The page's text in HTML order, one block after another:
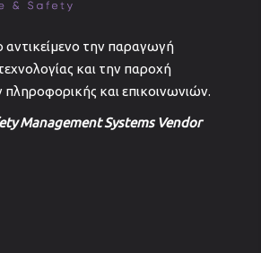
αντικείμενο την παραγωγή
και την παροχή
και επικοινωνιών.
Management Systems Vendor